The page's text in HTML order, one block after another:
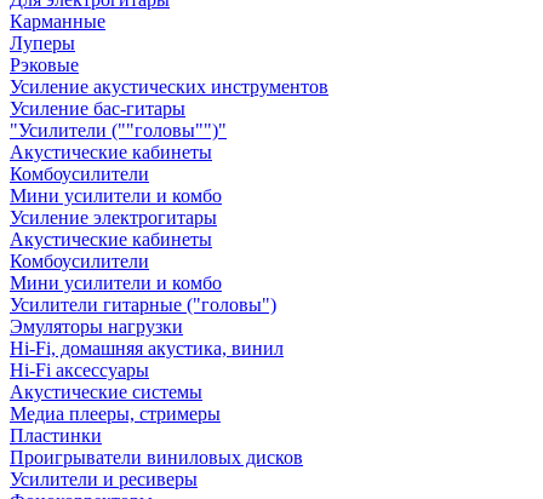
Карманные
Луперы
Рэковые
Усиление акустических инструментов
Усиление бас-гитары
"Усилители (""головы"")"
Акустические кабинеты
Комбоусилители
Мини усилители и комбо
Усиление электрогитары
Акустические кабинеты
Комбоусилители
Мини усилители и комбо
Усилители гитарные ("головы")
Эмуляторы нагрузки
Hi-Fi, домашняя акустика, винил
Hi-Fi аксессуары
Акустические системы
Медиа плееры, стримеры
Пластинки
Проигрыватели виниловых дисков
Усилители и ресиверы